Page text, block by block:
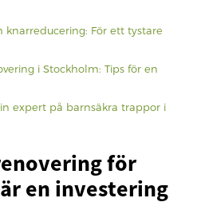
knarreducering: För ett tystare
i Stockholm: Tips för en
expert på barnsäkra trappor i
för
en investering